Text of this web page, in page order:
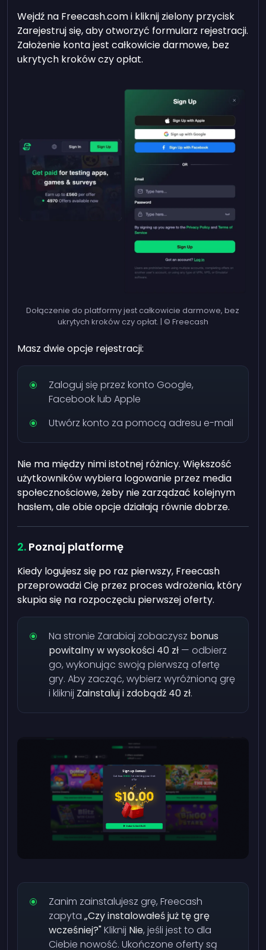
Wejdź na Freecash.com i kliknij zielony przycisk
Zarejestruj się, aby otworzyć formularz rejestracji.
Założenie konta jest całkowicie darmowe, bez
ukrytych kroków czy opłat.
Dołączenie do platformy jest całkowicie darmowe, bez
ukrytych kroków czy opłat. | © Freecash
Masz dwie opcje rejestracji:
Zaloguj się przez konto Google,
Facebook lub Apple
Utwórz konto za pomocą adresu e-mail
Nie ma między nimi istotnej różnicy. Większość
użytkowników wybiera logowanie przez media
społecznościowe, żeby nie zarządzać kolejnym
hasłem, ale obie opcje działają równie dobrze.
Poznaj platformę
Kiedy logujesz się po raz pierwszy, Freecash
przeprowadzi Cię przez proces wdrożenia, który
skupia się na rozpoczęciu pierwszej oferty.
Na stronie Zarabiaj zobaczysz bonus
powitalny w wysokości 40 zł — odbierz
go, wykonując swoją pierwszą ofertę
gry. Aby zacząć, wybierz wyróżnioną grę
i kliknij Zainstaluj i zdobądź 40 zł.
Zanim zainstalujesz grę, Freecash
zapyta„Czy instalowałeś już tę grę
wcześniej?"Kliknij Nie, jeśli jest to dla
Ciebie nowość. Ukończone oferty są